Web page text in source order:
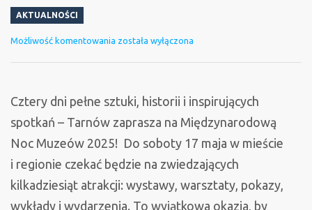
AKTUALNOŚCI
Możliwość komentowania Zwiedzaj
Muzeów
została wyłączona
Cztery dni pełne sztuki, historii i inspirujących
spotkań – Tarnów zaprasza na Międzynarodową
Noc Muzeów 2025! Do soboty 17 maja w mieście
i regionie czekać będzie na zwiedzających
kilkadziesiąt atrakcji: wystawy, warsztaty, pokazy,
wykłady i wydarzenia. To wyjątkowa okazja, by